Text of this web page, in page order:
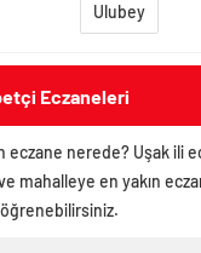
Ulubey
Eczaneleri
eczane nerede? Uşak ili
mahalleye en yakın